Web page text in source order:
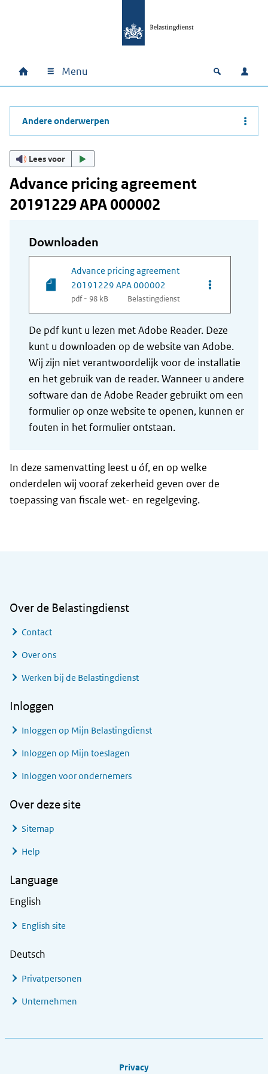
Hoofdnavigatie
Home Menu Open
Andere onderwerpen
Lees voor
Advance pricing agreement
20191229 APA 000002
Downloaden
Advance pricing agreement
20191229 APA 000002
pdf - 98 kB Belastingdienst
Opties van
De pdf kunt u lezen met Adobe Reader. Deze
kunt u downloaden op de website van Adobe.
Wij zijn niet verantwoordelijk voor de installatie
en het gebruik van de reader. Wanneer u andere
software dan de Adobe Reader gebruikt om een
formulier op onze website te openen, kunnen er
fouten in het formulier ontstaan.
In deze samenvatting leest u óf, en op welke
onderdelen wij vooraf zekerheid geven over de
toepassing van fiscale wet- en regelgeving.
Over de Belastingdienst
Contact
Over ons
Werken bij de Belastingdienst
Inloggen
Inloggen op Mijn Belastingdienst
Inloggen op Mijn toeslagen
Inloggen voor ondernemers
Over deze site
Sitemap
Help
Language
English
English site
Deutsch
Privatpersonen
Unternehmen
Privacy